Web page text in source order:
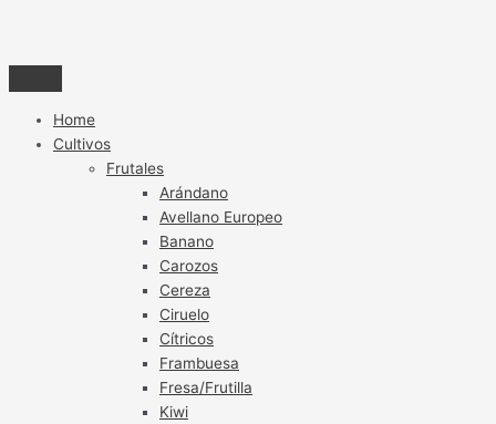
Home
Cultivos
Frutales
Arándano
Avellano Europeo
Banano
Carozos
Cereza
Ciruelo
Cítricos
Frambuesa
Fresa/Frutilla
Kiwi